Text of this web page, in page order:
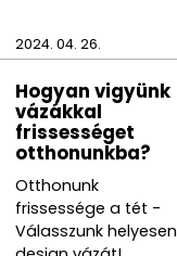
2024. 04. 26.
Hogyan vigyünk
vázákkal
frissességet
otthonunkba?
Otthonunk
frissessége a tét -
Válasszunk helyesen